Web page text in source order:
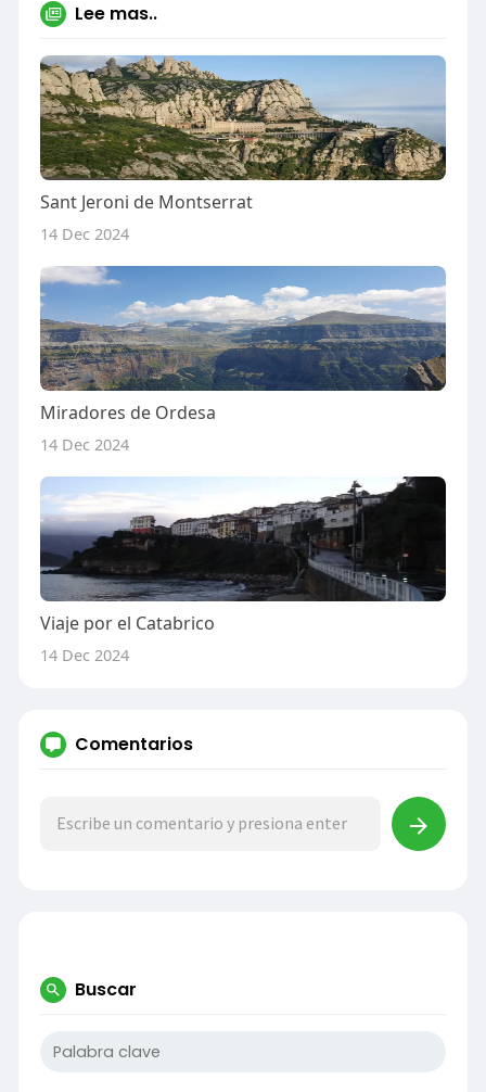
Lee mas..
Sant Jeroni de Montserrat
14 Dec 2024
Miradores de Ordesa
14 Dec 2024
Viaje por el Catabrico
14 Dec 2024
Comentarios
Buscar